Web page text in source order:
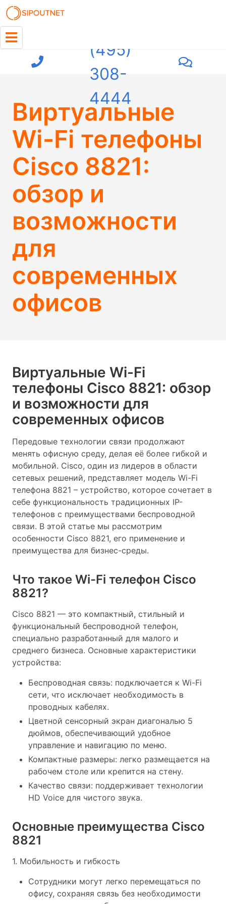
(495)
308-
4444
Виртуальные
Wi-Fi телефоны
Cisco 8821:
обзор и
возможности
для
современных
офисов
Виртуальные Wi-Fi
телефоны Cisco 8821: обзор
и возможности для
современных офисов
Передовые технологии связи продолжают
менять офисную среду, делая её более гибкой и
мобильной. Cisco, один из лидеров в области
сетевых решений, представляет модель Wi-Fi
телефона 8821 – устройство, которое сочетает в
себе функциональность традиционных IP-
телефонов с преимуществами беспроводной
связи. В этой статье мы рассмотрим
особенности Cisco 8821, его применение и
преимущества для бизнес-среды.
Что такое Wi-Fi телефон Cisco
8821?
Cisco 8821 — это компактный, стильный и
функциональный беспроводной телефон,
специально разработанный для малого и
среднего бизнеса. Основные характеристики
устройства:
Беспроводная связь: подключается к Wi-Fi
сети, что исключает необходимость в
проводных кабелях.
Цветной сенсорный экран диагональю 5
дюймов, обеспечивающий удобное
управление и навигацию по меню.
Компактные размеры: легко размещается на
рабочем столе или крепится на стену.
Качество связи: поддерживает технологии
HD Voice для чистого звука.
Основные преимущества Cisco
8821
1. Мобильность и гибкость
Сотрудники могут легко перемещаться по
офису, сохраняя связь без необходимости